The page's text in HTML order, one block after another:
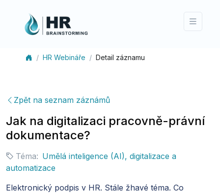
HR Webináře Detail záznamu
Zpět na seznam záznámů
Jak na digitalizaci pracovně-právní
dokumentace?
Téma: Umělá inteligence (AI), digitalizace a
automatizace
Elektronický podpis v HR. Stále žhavé téma. Co